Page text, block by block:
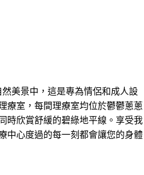
美景中，這是專為情侶和成人設
療室，每間理療室均位於鬱鬱蔥蔥
時欣賞舒緩的碧綠地平線。享受我
中心度過的每一刻都會讓您的身體